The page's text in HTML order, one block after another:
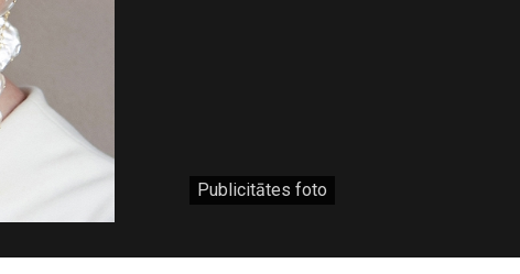
Publicitātes foto